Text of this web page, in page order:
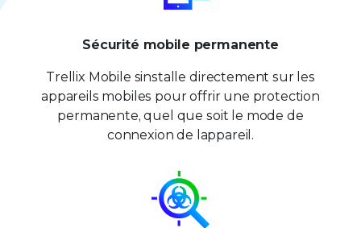
Sécurité mobile permanente
Trellix Mobile sinstalle directement sur les
appareils mobiles pour offrir une protection
permanente, quel que soit le mode de
connexion de lappareil.